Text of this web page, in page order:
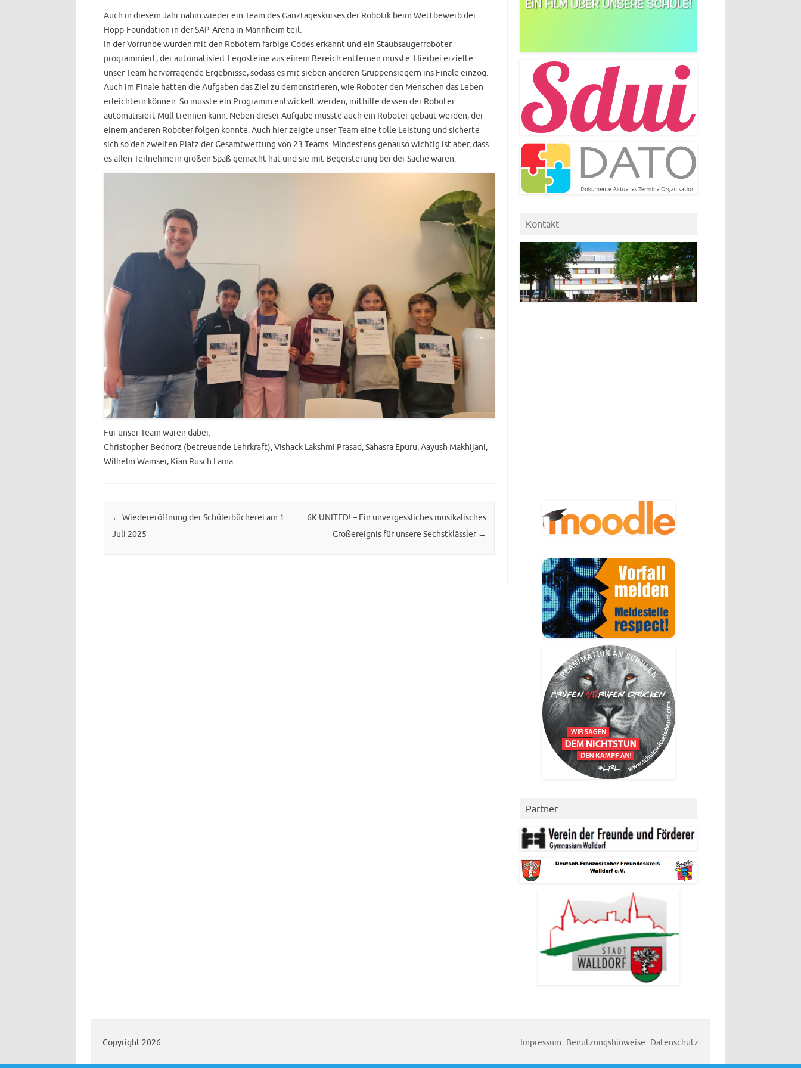
Auch in diesem Jahr nahm wieder ein Team des Ganztageskurses der Robotik beim Wettbewerb der
Hopp-Foundation in der SAP-Arena in Mannheim teil.
In der Vorrunde wurden mit den Robotern farbige Codes erkannt und ein Staubsaugerroboter
programmiert, der automatisiert Legosteine aus einem Bereich entfernen musste. Hierbei erzielte
unser Team hervorragende Ergebnisse, sodass es mit sieben anderen Gruppensiegern ins Finale einzog.
Auch im Finale hatten die Aufgaben das Ziel zu demonstrieren, wie Roboter den Menschen das Leben
erleichtern können. So musste ein Programm entwickelt werden, mithilfe dessen der Roboter
automatisiert Müll trennen kann. Neben dieser Aufgabe musste auch ein Roboter gebaut werden, der
einem anderen Roboter folgen konnte. Auch hier zeigte unser Team eine tolle Leistung und sicherte
sich so den zweiten Platz der Gesamtwertung von 23 Teams. Mindestens genauso wichtig ist aber, dass
es allen Teilnehmern großen Spaß gemacht hat und sie mit Begeisterung bei der Sache waren.
Für unser Team waren dabei:
Christopher Bednorz (betreuende Lehrkraft), Vishack Lakshmi Prasad, Sahasra Epuru, Aayush Makhijani,
Wilhelm Wamser, Kian Rusch Lama
Post navigation
← Wiedereröffnung der Schülerbücherei am 1.
Juli 2025
6K UNITED! – Ein unvergessliches musikalisches
Großereignis für unsere Sechstklässler →
Kontakt
Partner
Copyright 2026 Impressum Benutzungshinweise Datenschutz